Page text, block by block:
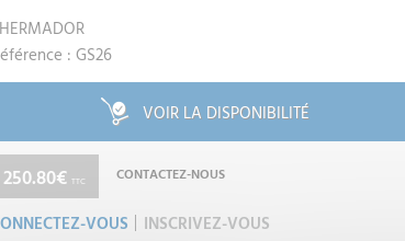
: GS26
VOIR LA DISPONIBILITÉ
250.80€ TTC CONTACTEZ-NOUS
VOUS INSCRIVEZ-VOUS